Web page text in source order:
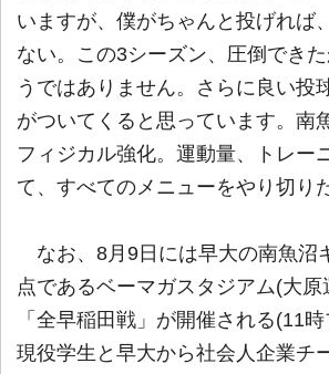
いますが、僕がちゃんと投げれば
ない。この3シーズン、圧倒でき
うではありません。さらに良い投
がついてくると思っています。南
フィジカル強化。運動量、トレー
て、すべてのメニューをやり切り
なお、8月9日には早大の南魚沼
点であるベーマガスタジアム(大原
「全早稲田戦」が開催される(11時
現役学生と早大から社会人企業チ